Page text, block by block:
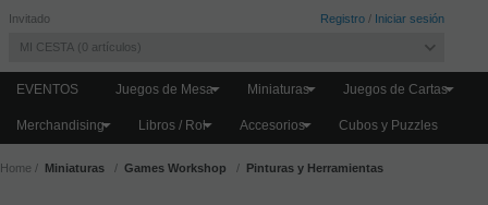
Invitado Registro / Iniciar sesión
MI CESTA 0 artículos
EVENTOS Juegos de Mesa Miniaturas Juegos de Cartas
Merchandising Libros / Rol Accesorios Cubos y Puzzles
Home Miniaturas Games Workshop Pinturas y Herramientas